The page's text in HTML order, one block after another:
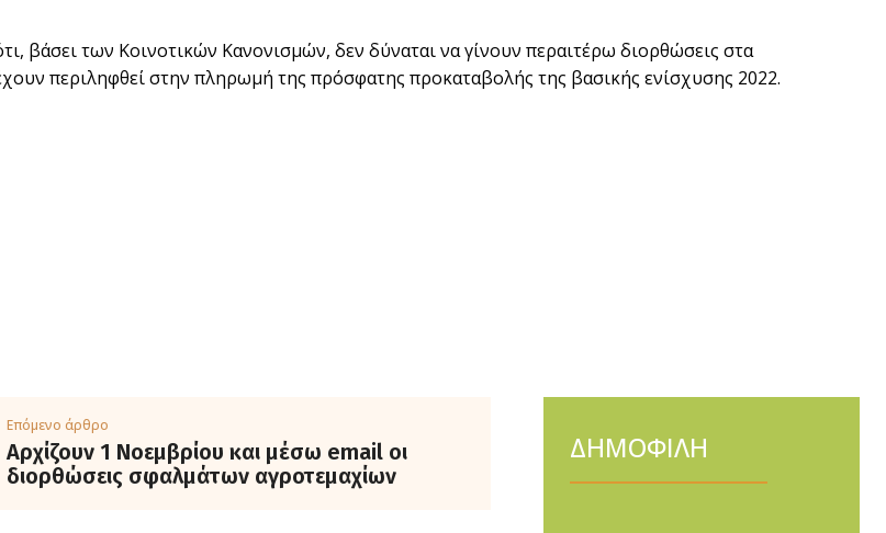
βάσει των Κοινοτικών Κανονισμών, δεν δύναται να γίνουν περαιτέρω διορθώσεις στα
περιληφθεί στην πληρωμή της πρόσφατης προκαταβολής της βασικής ενίσχυσης 2022.
Επόμενο άρθρο
Αρχίζουν 1 Νοεμβρίου και μέσω email οι
διορθώσεις σφαλμάτων αγροτεμαχίων
ΔΗΜΟΦΙΛΗ